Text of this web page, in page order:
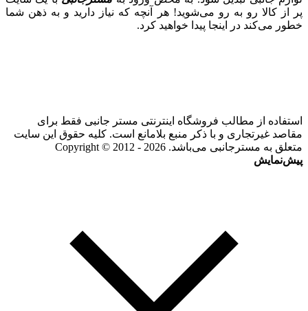
پر از کالا رو به رو می‌شوید! هر آنچه که نیاز دارید و به ذهن شما
خطور می‌کند در اینجا پیدا خواهید کرد.
استفاده از مطالب فروشگاه اینترنتی مستر جانبی فقط برای
مقاصد غیرتجاری و با ذکر منبع بلامانع است. کلیه حقوق این سایت
متعلق به مسترجانبی می‌باشد. Copyright © 2012 - 2026
پیش‌نمایش